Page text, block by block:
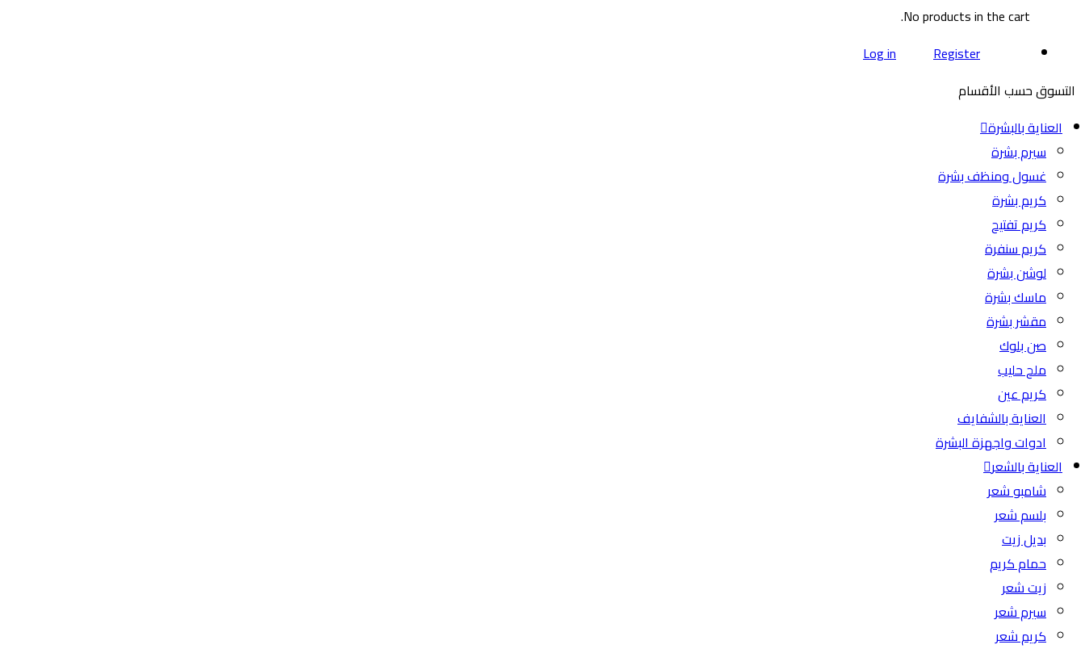
No products in the cart.
Log in
Register
التسوق حسب الأقسام
العناية بالبشرة
سيرم بشرة
غسول ومنظف بشرة
كريم بشرة
كريم تفتيح
كريم سنفرة
لوشن بشرة
ماسك بشرة
مقشر بشرة
صن بلوك
ملح حليب
كريم عين
العناية بالشفايف
ادوات واجهزة البشرة
العناية بالشعر
شامبو شعر
بلسم شعر
بديل زيت
حمام كريم
زيت شعر
سيرم شعر
كريم شعر